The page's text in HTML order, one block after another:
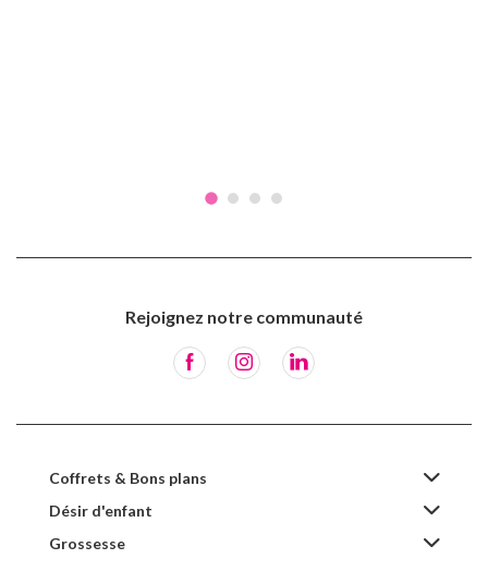
Rejoignez notre communauté
Coffrets & Bons plans
Désir d'enfant
Grossesse